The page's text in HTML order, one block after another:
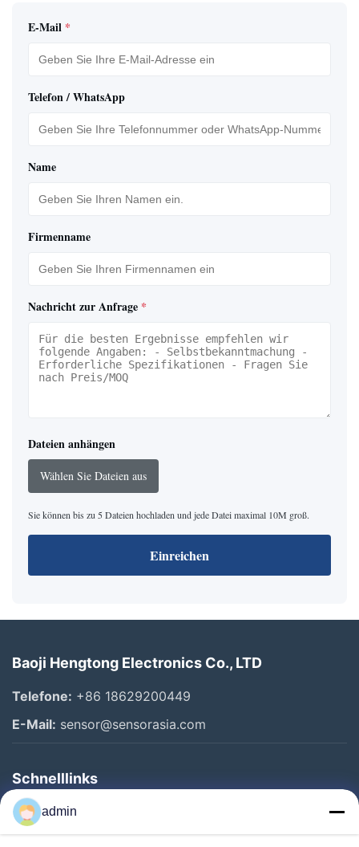
E-Mail *
Telefon / WhatsApp
Name
Firmenname
Nachricht zur Anfrage *
Dateien anhängen
Wählen Sie Dateien aus
Sie können bis zu 5 Dateien hochladen und jede Datei maximal 10M groß.
Einreichen
Baoji Hengtong Electronics Co., LTD
Telefone: +86 18629200449
E-Mail: sensor@sensorasia.com
Schnelllinks
Haus
Produkte
admin